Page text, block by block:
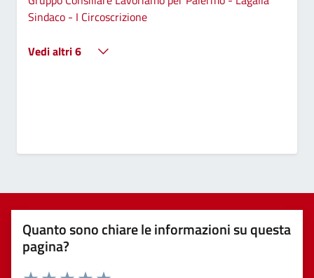
Sindaco - I Circoscrizione
Vedi altri 6
Quanto sono chiare le informazioni su questa
pagina?